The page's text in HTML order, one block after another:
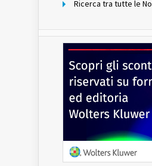
Ricerca tra tutte le